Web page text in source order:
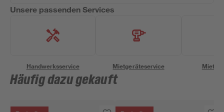
Unsere passenden Services
Handwerksservice Mietgeräteservice
Häufig dazu gekauft